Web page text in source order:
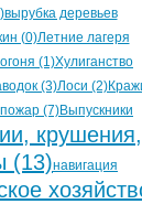
вырубка деревьев
(0)Летние лагеря
(1)Хулиганство
(3)Лоси (2)
(7)Выпускники
крушения,
(13)навигация